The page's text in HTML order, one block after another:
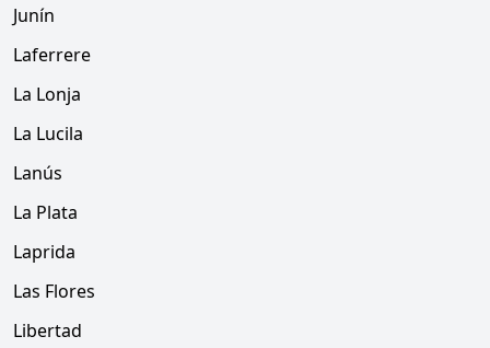
Junín
Laferrere
La Lonja
La Lucila
Lanús
La Plata
Laprida
Las Flores
Libertad